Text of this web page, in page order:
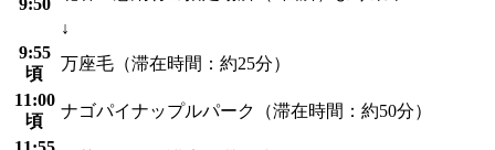
↓
9:55
頃
万座毛（滞在時間：約25分）
11:00
頃
ナゴパイナップルパーク（滞在時間：約50分）